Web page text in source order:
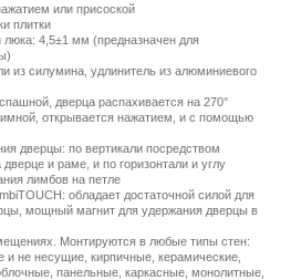
или присоской
плитки
4,5±1 мм (предназначен для
из силумина, удлинитель из алюминиевого
дверца распахивается на 270°
открывается нажатием, и с помощью
дверцы: по вертикали посредством
и раме, и по горизонтали и углу
лимбов на петле
обладает достаточной силой для
мощный магнит для удержания дверцы в
Монтируются в любые типы стен:
не несущие, кирпичные, керамические,
панельные, каркасные, монолитные,